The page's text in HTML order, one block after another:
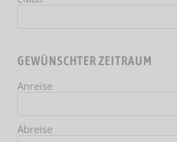
GEWÜNSCHTER ZEITRAUM
Anreise
Abreise